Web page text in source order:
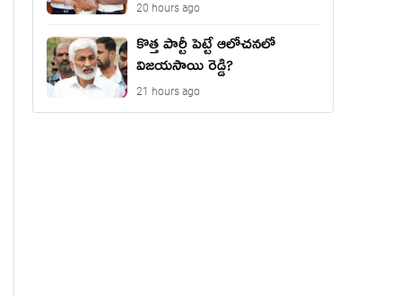
20 hours ago
కొత్త పార్టీ పెట్టే ఆలోచనలో
విజయసాయి రెడ్డి?
21 hours ago